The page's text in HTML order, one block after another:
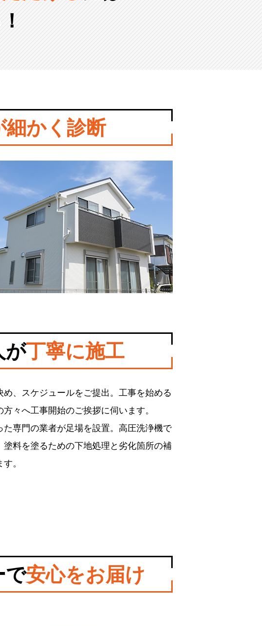
細かく診断
が丁寧に施工
、スケジュールをご提出。工事を始める
々へ工事開始のご挨拶に伺います。
専門の業者が足場を設置。高圧洗浄機で
料を塗るための下地処理と劣化箇所の補
。
で安心をお届け